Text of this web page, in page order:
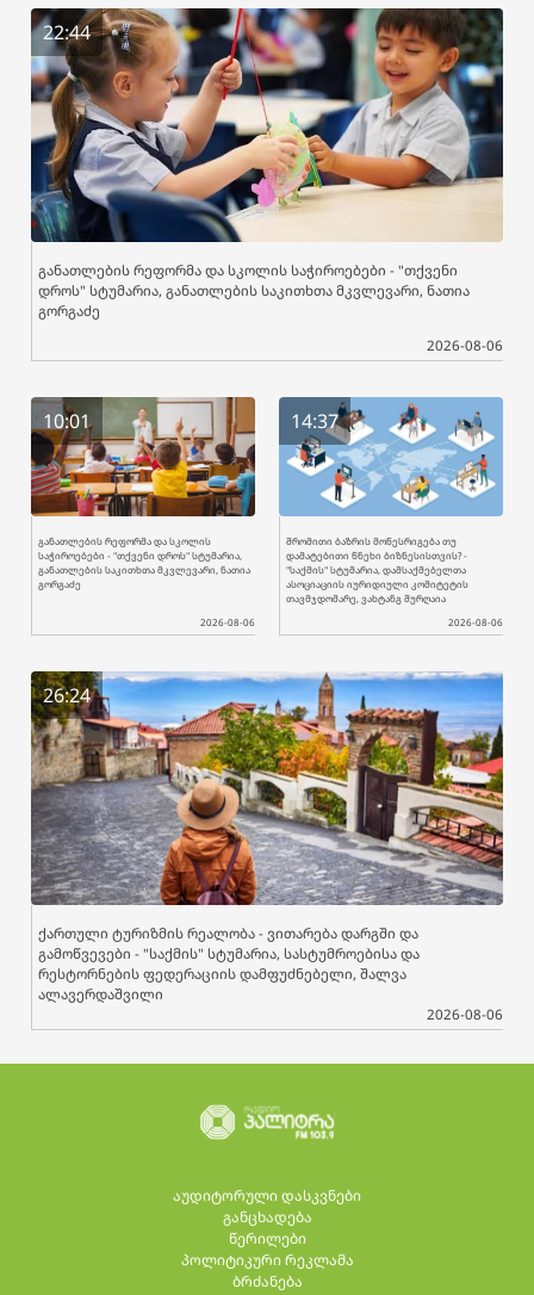
22:44
განათლების რეფორმა და სკოლის საჭიროებები - "თქვენი
დროს" სტუმარია, განათლების საკითხთა მკვლევარი, ნათია
გორგაძე
2026-08-06
10:01
განათლების რეფორმა და სკოლის
საჭიროებები - "თქვენი დროს" სტუმარია,
განათლების საკითხთა მკვლევარი, ნათია
გორგაძე
2026-08-06
14:37
შრომითი ბაზრის მოწესრიგება თუ
დამატებითი წნეხი ბიზნესისთვის? -
"საქმის" სტუმარია, დამსაქმებელთა
ასოციაციის იურიდიული კომიტეტის
თავმჯდომარე, ვახტანგ შურღაია
2026-08-06
26:24
ქართული ტურიზმის რეალობა - ვითარება დარგში და
გამოწვევები - "საქმის" სტუმარია, სასტუმროებისა და
რესტორნების ფედერაციის დამფუძნებელი, შალვა
ალავერდაშვილი
2026-08-06
აუდიტორული დასკვნები
განცხადება
წერილები
პოლიტიკური რეკლამა
ბრძანება